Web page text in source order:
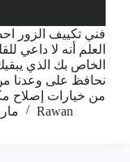
فني تكييف الزور
العلم أنه لا داعي
الخاص بك الذي
نحافظ على وعدنا
من خيارات إصلاح
Rawan
مارس